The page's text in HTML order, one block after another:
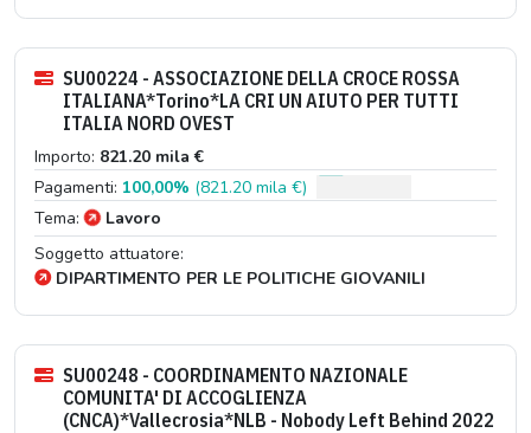
SU00224 - ASSOCIAZIONE DELLA CROCE ROSSA
ITALIANA*Torino*LA CRI UN AIUTO PER TUTTI
ITALIA NORD OVEST
Importo: 821.20 mila €
Pagamenti: 100,00% (821.20 mila €)
Tema:
Lavoro
Soggetto attuatore:
DIPARTIMENTO PER LE POLITICHE GIOVANILI
SU00248 - COORDINAMENTO NAZIONALE
COMUNITA' DI ACCOGLIENZA
(CNCA)*Vallecrosia*NLB - Nobody Left Behind 2022